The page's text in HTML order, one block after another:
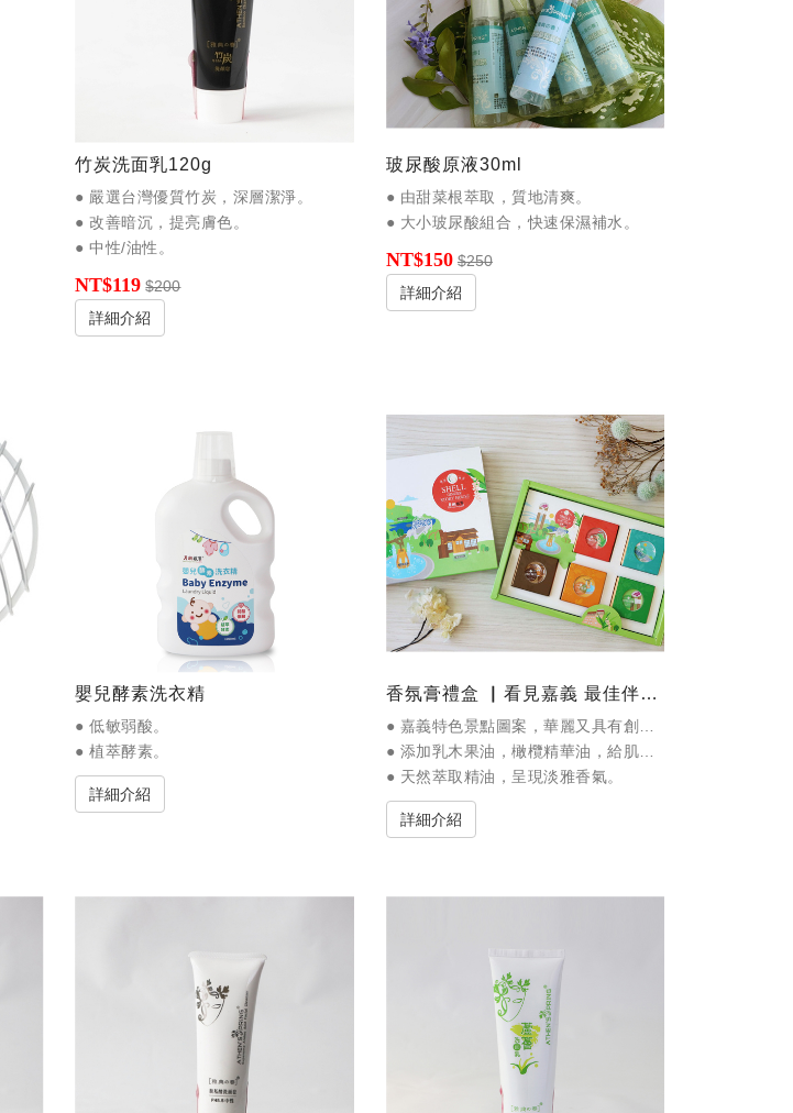
竹炭洗面乳120g
● 嚴選台灣優質竹炭，深層潔淨。
● 改善暗沉，提亮膚色。
● 中性/油性。
NT$119 $200
詳細介紹
玻尿酸原液30ml
● 由甜菜根萃取，質地清爽。
● 大小玻尿酸組合，快速保濕補水。
NT$150 $250
詳細介紹
嬰兒酵素洗衣精
● 低敏弱酸。
● 植萃酵素。
詳細介紹
香氛膏禮盒 ▏看見嘉義 最佳伴手禮
● 添加乳木果油，橄欖精華油，給肌膚保濕滋潤。
● 天然萃取精油，呈現淡雅香氣。
詳細介紹